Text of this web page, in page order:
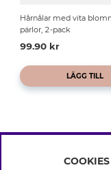
Hårnålar med vita
pärlor, 2-pack
99.90 kr
LÄGG TILL